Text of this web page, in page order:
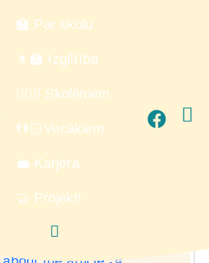
🏫 Par skolu
👩‍🏫 Izglītība
🙋🏻‍♂️ Skolēniem
👫🏻Vecākiem
💼 Karjera
🤝 Projekti